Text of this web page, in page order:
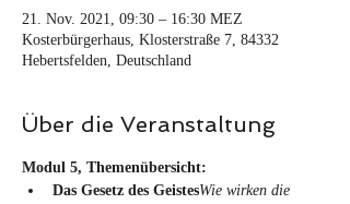
21. Nov. 2021, 09:30 – 16:30 MEZ
Kosterbürgerhaus, Klosterstraße 7, 84332
Hebertsfelden, Deutschland
Über die Veranstaltung
Modul 5, Themenübersicht:
Das Gesetz des GeistesWie wirken die